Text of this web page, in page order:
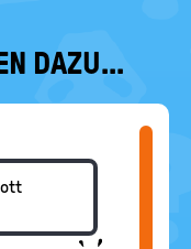
DAZU...